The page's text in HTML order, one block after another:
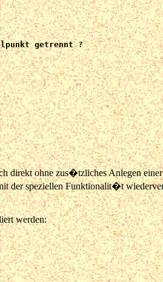
ohne zus�tzliches Anlegen
der speziellen Funktionalit�t
werden: